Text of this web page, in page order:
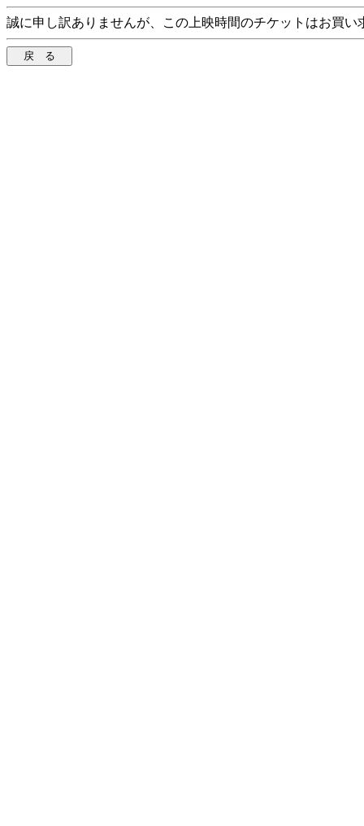
誠に申し訳ありませんが、この上映時間のチケットはお買い